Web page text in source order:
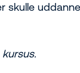
skulle